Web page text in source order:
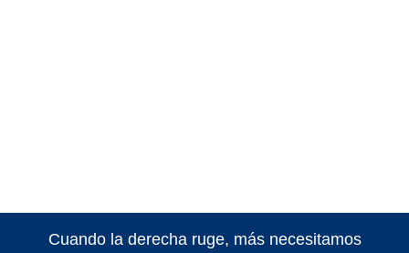
Cuando la derecha ruge, más necesitamos